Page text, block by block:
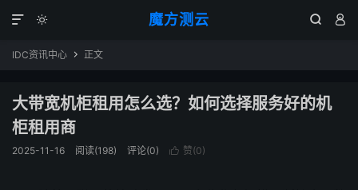
魔方测云
  

IDC资讯中心  正文
大带宽机柜租用怎么选？如何选择服务好的机
柜租用商
2025-11-16 阅读(198) 评论(0)  赞(0)